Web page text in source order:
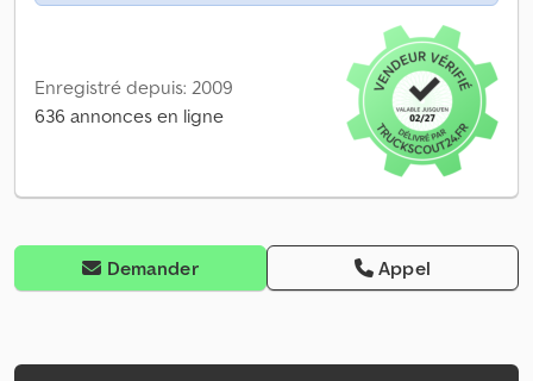
Enregistré depuis: 2009
636 annonces en ligne
Demander Appel